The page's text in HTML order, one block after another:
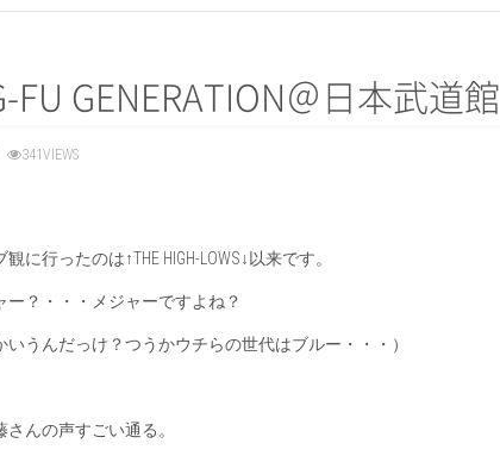
FU GENERATION＠日本武道館
341VIEWS
に行ったのは↑THE HIGH-LOWS↓以来です。
？・・・メジャーですよね？
いうんだっけ？つうかウチらの世代はブルー・・・）
んの声すごい通る。